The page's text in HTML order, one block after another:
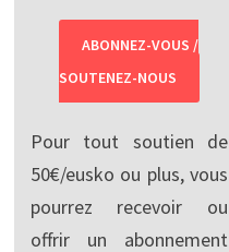
ABONNEZ-VOUS /
SOUTENEZ-NOUS
Pour tout soutien de
50€/eusko ou plus, vous
pourrez recevoir ou
offrir un abonnement